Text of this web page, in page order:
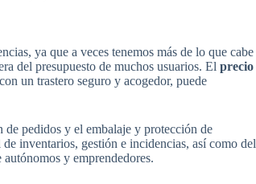
ya que a veces tenemos más de lo que cabe
del presupuesto de muchos usuarios. El precio
un trastero seguro y acogedor, puede
de pedidos y el embalaje y protección de
inventarios, gestión e incidencias, así como del
y emprendedores.